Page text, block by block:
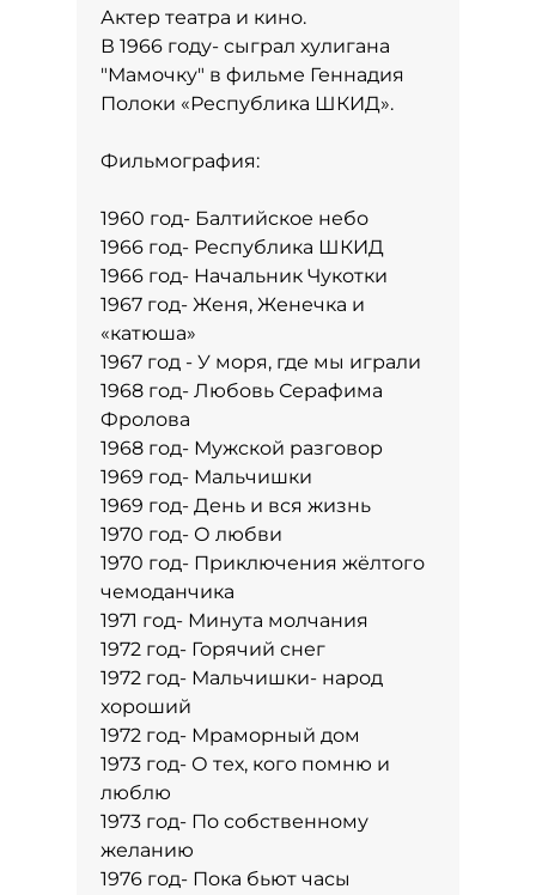
Актер театра и кино.
В 1966 году- сыграл хулигана
"Мамочку" в фильме Геннадия
Полоки «Республика ШКИД».
Фильмография:
1960 год- Балтийское небо
1966 год- Республика ШКИД
1966 год- Начальник Чукотки
1967 год- Женя, Женечка и
«катюша»
1967 год - У моря, где мы играли
1968 год- Любовь Серафима
Фролова
1968 год- Мужской разговор
1969 год- Мальчишки
1969 год- День и вся жизнь
1970 год- О любви
1970 год- Приключения жёлтого
чемоданчика
1971 год- Минута молчания
1972 год- Горячий снег
1972 год- Мальчишки- народ
хороший
1972 год- Мраморный дом
1973 год- О тех, кого помню и
люблю
1973 год- По собственному
желанию
1976 год- Пока бьют часы